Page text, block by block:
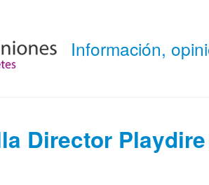
Información,
Director Playdire